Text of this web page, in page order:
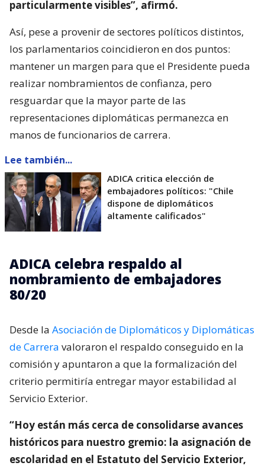
particularmente visibles”, afirmó.
Así, pese a provenir de sectores políticos distintos,
los parlamentarios coincidieron en dos puntos:
mantener un margen para que el Presidente pueda
realizar nombramientos de confianza, pero
resguardar que la mayor parte de las
representaciones diplomáticas permanezca en
manos de funcionarios de carrera.
Lee también...
ADICA critica elección de
embajadores políticos: "Chile
dispone de diplomáticos
altamente calificados"
ADICA celebra respaldo al
nombramiento de embajadores
80/20
Desde la Asociación de Diplomáticos y Diplomáticas
de Carrera valoraron el respaldo conseguido en la
comisión y apuntaron a que la formalización del
criterio permitiría entregar mayor estabilidad al
Servicio Exterior.
“Hoy están más cerca de consolidarse avances
históricos para nuestro gremio: la asignación de
escolaridad en el Estatuto del Servicio Exterior,